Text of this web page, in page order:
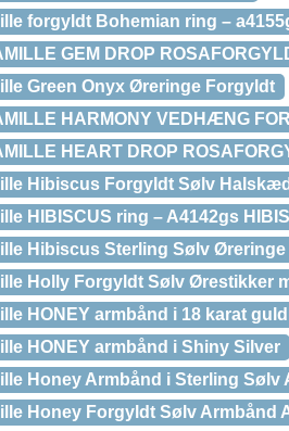
forgyldt Bohemian ring –
GEM DROP
Green Onyx Øreringe Forgyldt
HARMONY VEDHÆNG
HEART DROP
Hibiscus Forgyldt Sølv
HIBISCUS ring – A4142gs
Hibiscus Sterling Sølv Øreringe
Holly Forgyldt Sølv Ørestikker
HONEY armbånd i 18 karat
HONEY armbånd i Shiny Silver
Honey Armbånd i Sterling Sølv
Honey Forgyldt Sølv Armbånd